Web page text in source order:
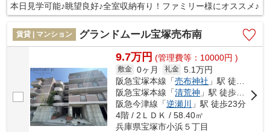
本日見学可能♪眺望良好♪全室収納有り！ファミリー様にオススメ♪
賃貸 | マンション グランドムール宝塚売布南
9.7万円 (管理費等：10000円 )
敷金 0ヶ月 礼金 5.1万円
阪急宝塚本線「売布神社 」駅 徒歩18分
阪急宝塚本線「清荒神 」駅 徒歩20分
阪急今津線「逆瀬川 」駅 徒歩23分
4階 / 2ＬＤＫ / 58.40㎡
兵庫県宝塚市小浜５丁目